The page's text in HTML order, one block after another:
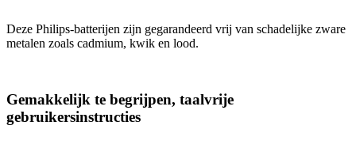
Deze Philips-batterijen zijn gegarandeerd vrij van schadelijke zware
metalen zoals cadmium, kwik en lood.
Gemakkelijk te begrijpen, taalvrije
gebruikersinstructies